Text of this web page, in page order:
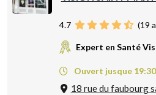
4.7 (19
Expert en Santé
Ouvert jusque 19:30
18 rue du faubourg